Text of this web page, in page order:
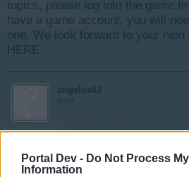
Portal Dev - Do Not Process
Information
topics, please log into the game
have a game account, you will
one. We look forward to your next
HERE
angelos63
User
¿Cómo puedo hacer para